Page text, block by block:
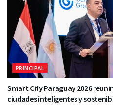
PRINCIPAL
Smart City Paraguay 2026
ciudades inteligentes y